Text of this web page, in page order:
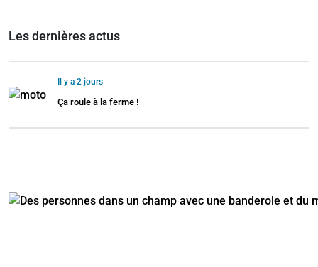
Les dernières actus
Il y a 2 jours
Ça roule à la ferme !